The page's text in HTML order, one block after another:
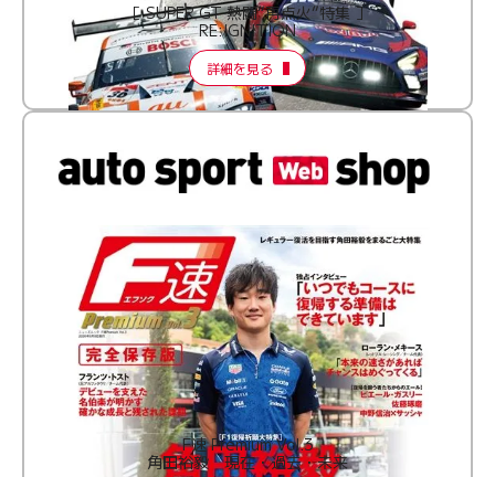
［ SUPER GT 熱闘“再点火”特集 ］
RE:IGNITION
詳細を見る
F速 Premium Vol.3
角田裕毅 現在・過去・未来